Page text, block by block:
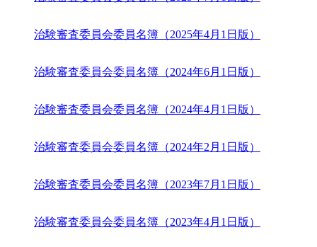
治験審査委員会委員名簿（2025年4月1日版）
治験審査委員会委員名簿（2024年6月1日版）
治験審査委員会委員名簿（2024年4月1日版）
治験審査委員会委員名簿（2024年2月1日版）
治験審査委員会委員名簿（2023年7月1日版）
治験審査委員会委員名簿（2023年4月1日版）